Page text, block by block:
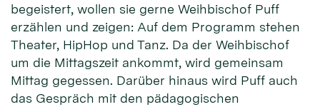
begeistert, wollen sie gerne Weihbischof Puff
erzählen und zeigen: Auf dem Programm stehen
Theater, HipHop und Tanz. Da der Weihbischof
um die Mittagszeit ankommt, wird gemeinsam
Mittag gegessen. Darüber hinaus wird Puff auch
das Gespräch mit den pädagogischen